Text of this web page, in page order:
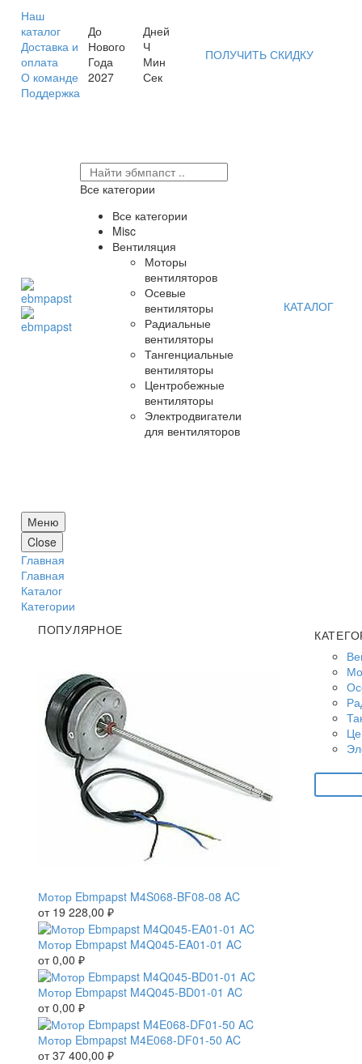
Наш
каталог
Доставка и
оплата
О команде
Поддержка
До
Нового
Года
2027
Дней
Ч
Мин
Сек
ПОЛУЧИТЬ СКИДКУ
Все категории
Все категории
Misc
Вентиляция
Моторы
вентиляторов
Осевые
вентиляторы
Радиальные
вентиляторы
Тангенциальные
вентиляторы
Центробежные
вентиляторы
Электродвигатели
для вентиляторов
КАТАЛОГ
Меню
Close
Главная
Главная
Каталог
Категории
ПОПУЛЯРНОЕ
Мотор Ebmpapst M4S068-BF08-08 AC
от 19 228,00 ₽
Мотор Ebmpapst M4Q045-EA01-01 AC
от0,00 ₽
Мотор Ebmpapst M4Q045-BD01-01 AC
от0,00 ₽
Мотор Ebmpapst M4E068-DF01-50 AC
от37 400,00 ₽